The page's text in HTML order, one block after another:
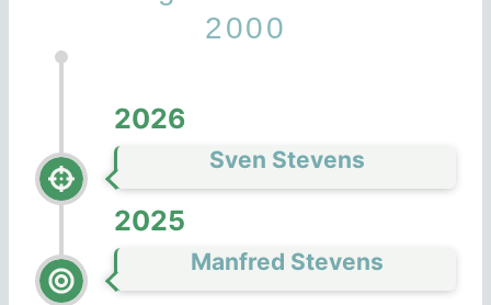
2000
2026
Sven Stevens
2025
Manfred Stevens